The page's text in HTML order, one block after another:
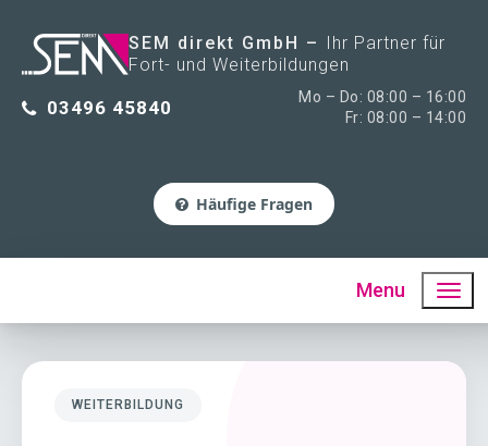
SEM direkt GmbH
Ihr Partner für
Fort- und Weiterbildungen
03496 45840
Mo – Do: 08:00 – 16:00
Fr: 08:00 – 14:00
Häufige Fragen
Menu
WEITERBILDUNG